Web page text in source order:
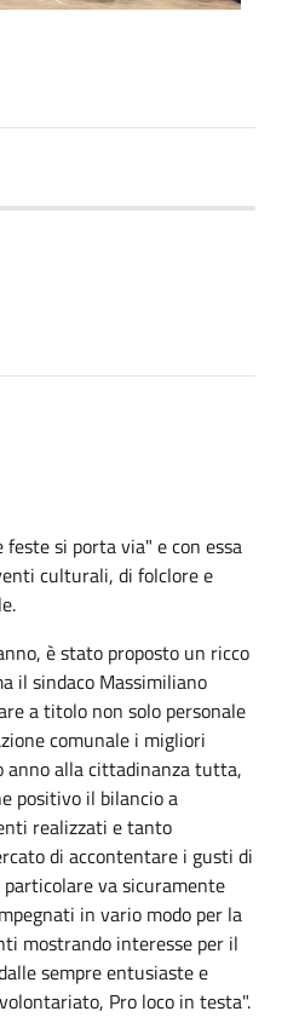
si porta via" e con essa
culturali, di folclore e
è stato proposto un ricco
il sindaco Massimiliano
a titolo non solo personale
comunale i migliori
anno alla cittadinanza tutta,
positivo il bilancio a
realizzati e tanto
di accontentare i gusti di
va sicuramente
in vario modo per la
mostrando interesse per il
sempre entusiaste e
Pro loco in testa".